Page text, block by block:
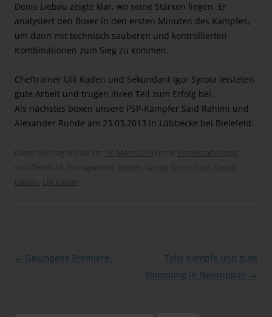
Denis Liebau zeigte klar, wo seine Stärken liegen. Er
analysiert den Boxer in den ersten Minuten des Kampfes,
um dann mit technisch sauberen und kontrollierten
Kombinationen zum Sieg zu kommen.
Cheftrainer Ulli Kaden und Sekundant Igor Syrota leisteten
gute Arbeit und trugen ihren Teil zum Erfolg bei.
Als nächstes boxen unsere PSP-Kämpfer Said Rahimi und
Alexander Runde am 23.03.2013 in Lübbecke bei Bielefeld.
Beitragsnavigation
← Gelungene Premiere!
Tolle Kämpfe und gute
Stimmung in Neuruppin! →